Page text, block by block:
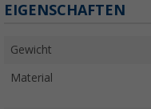
EIGENSCHAFTEN
Gewicht
Material